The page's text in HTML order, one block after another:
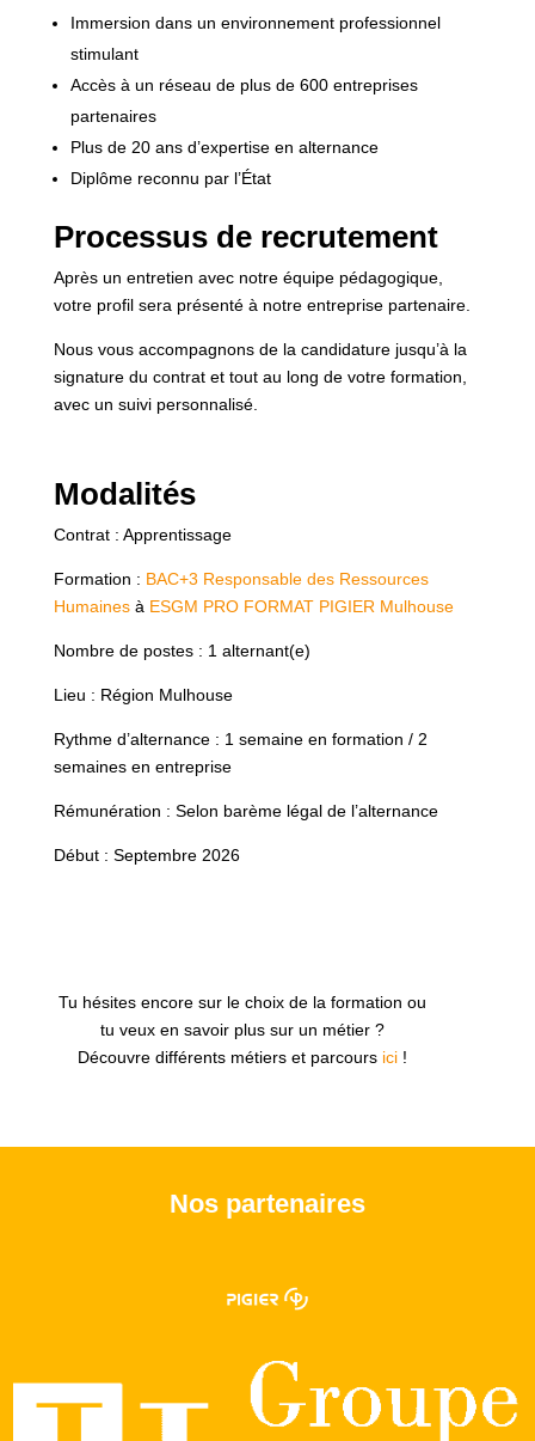
Immersion dans un environnement professionnel
stimulant
Accès à un réseau de plus de 600 entreprises
partenaires
Plus de 20 ans d’expertise en alternance
Diplôme reconnu par l’État
Processus de recrutement
Après un entretien avec notre équipe pédagogique,
votre profil sera présenté à notre entreprise partenaire.
Nous vous accompagnons de la candidature jusqu’à la
signature du contrat et tout au long de votre formation,
avec un suivi personnalisé.
Modalités
Contrat : Apprentissage
Formation : BAC+3 Responsable des Ressources
Humainesà ESGM PRO FORMAT PIGIER Mulhouse
Nombre de postes : 1 alternant(e)
Lieu : Région Mulhouse
Rythme d’alternance : 1 semaine en formation / 2
semaines en entreprise
Rémunération : Selon barème légal de l’alternance
Début : Septembre 2026
Tu hésites encore sur le choix de la formation ou
tu veux en savoir plus sur un métier ?
Découvre différents métiers et parcours ici!
Nos partenaires